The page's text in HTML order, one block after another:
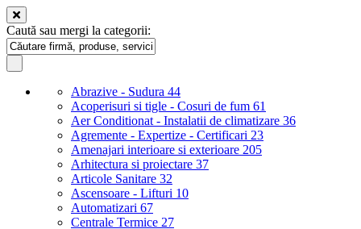
Caută sau mergi la categorii:
Abrazive - Sudura 44
Acoperisuri si tigle - Cosuri de fum 61
Aer Conditionat - Instalatii de climatizare 36
Agremente - Expertize - Certificari 23
Amenajari interioare si exterioare 205
Arhitectura si proiectare 37
Articole Sanitare 32
Ascensoare - Lifturi 10
Automatizari 67
Centrale Termice 27